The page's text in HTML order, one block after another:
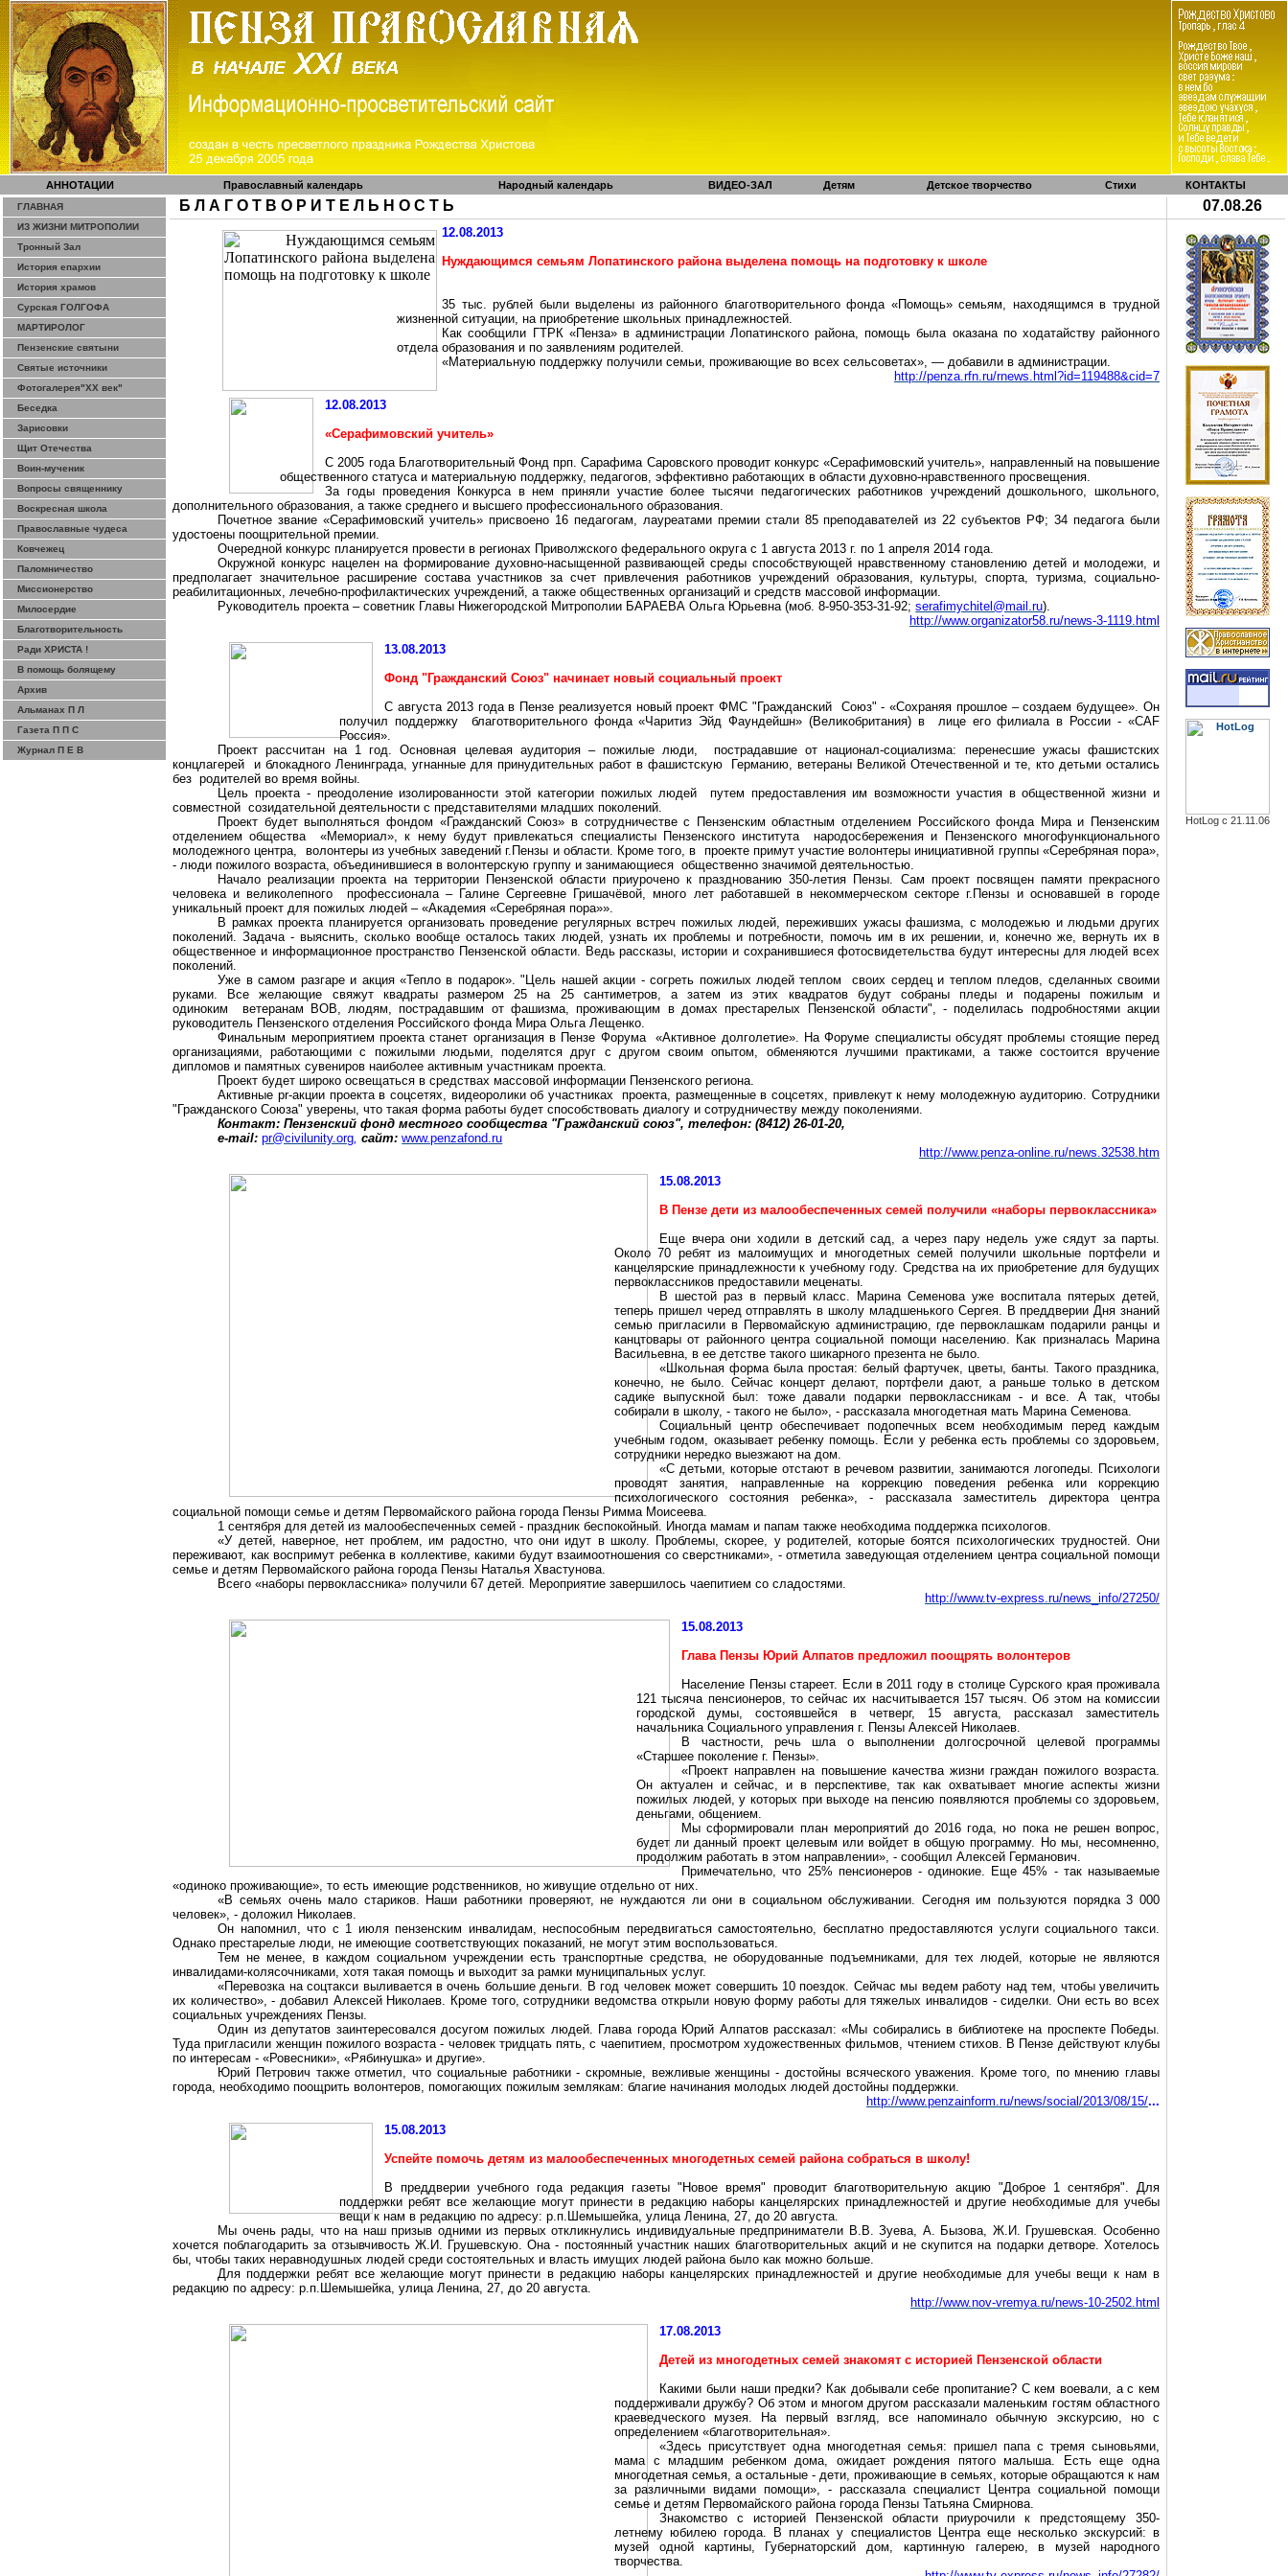
АННОТАЦИИ Православный календарь Народный календарь ВИДЕО-ЗАЛ Детям Детское творчество Стихи КОНТАКТЫ
ГЛАВНАЯ
ИЗ ЖИЗНИ МИТРОПОЛИИ
Тронный Зал
История епархии
История храмов
Сурская ГОЛГОФА
МАРТИРОЛОГ
Пензенские святыни
Святые источники
Фотогалерея"ХХ век"
Беседка
Зарисовки
Щит Отечества
Воин-мученик
Вопросы священнику
Воскресная школа
Православные чудеса
Ковчежец
Паломничество
Миссионерство
Милосердие
Благотворительность
Ради ХРИСТА !
В помощь болящему
Архив
Альманах П Л
Газета П П С
Журнал П Е В
Б Л А Г О Т В О Р И Т Е Л Ь Н О С Т Ь 07.08.26
12.08.2013
Нуждающимся семьям Лопатинского района выделена помощь на подготовку к школе
35 тыс. рублей были выделены из районного благотворительного фонда «Помощь» семьям, находящимся в трудной
жизненной ситуации, на приобретение школьных принадлежностей.
Как сообщили ГТРК «Пенза» в администрации Лопатинского района, помощь была оказана по ходатайству районного
отдела образования и по заявлениям родителей.
«Материальную поддержку получили семьи, проживающие во всех сельсоветах», — добавили в администрации.
http://penza.rfn.ru/rnews.html?id=119488&cid=7
12.08.2013
«Серафимовский учитель»
С 2005 года Благотворительный Фондпрп.Сарафима Саровскогопроводит конкурс «Серафимовский учитель», направленный на повышение
общественного статуса и материальную поддержку, педагогов, эффективно работающих в области духовно-нравственного просвещения.
За годы проведения Конкурса в нем приняли участиеболее тысячипедагогических работников учреждений дошкольного, школьного,
дополнительного образования, а также среднего и высшего профессионального образования.
Почетное звание «Серафимовский учитель» присвоено 16 педагогам, лауреатами премии стали 85 преподавателей из 22 субъектов РФ; 34 педагога были
удостоены поощрительной премии.
Очередной конкурс планируется провести в регионах Приволжского федерального округа с 1 августа2013 г. по 1 апреля 2014 года.
Окружной конкурс нацелен на формирование духовно-насыщенной развивающей среды способствующей нравственному становлению детей и молодежи, и
предполагает значительное расширение состава участников за счет привлечения работников учреждений образования, культуры, спорта, туризма, социально-
реабилитационных, лечебно-профилактических учреждений, а также общественных организаций и средств массовой информации.
Руководитель проекта – советник Главы Нижегородской Митрополии БАРАЕВА Ольга Юрьевна (моб. 8-950-353-31-92;serafimychitel@mail.ru).
http://www.organizator58.ru/news-3-1119.html
13.08.2013
Фонд "Гражданский Союз" начинает новый социальный проект
С августа 2013 года в Пензе реализуется новый проект ФМС "Гражданский Союз" - «Сохраняя прошлое – создаем будущее». Он
получил поддержку благотворительного фонда «Чаритиз Эйд Фаундейшн» (Великобритания) в лице его филиала в России - «CAF
Россия».
Проект рассчитан на 1 год. Основная целевая аудитория – пожилые люди, пострадавшие от национал-социализма: перенесшие ужасы фашистских
концлагерей и блокадного Ленинграда, угнанные для принудительных работ в фашистскую Германию, ветераны Великой Отечественной и те, кто детьми остались
без родителей во время войны.
Цель проекта - преодоление изолированности этой категории пожилых людей путем предоставления им возможности участия в общественной жизни и
совместной созидательной деятельности с представителями младших поколений.
Проект будет выполняться фондом «Гражданский Союз» в сотрудничестве с Пензенским областным отделением Российского фонда Мира и Пензенским
отделением общества «Мемориал», к нему будут привлекаться специалисты Пензенского института народосбережения и Пензенского многофункционального
молодежного центра, волонтеры из учебных заведений г.Пензы и области. Кроме того, в проекте примут участие волонтеры инициативной группы «Серебряная пора»,
- люди пожилого возраста, объединившиеся в волонтерскую группу и занимающиеся общественно значимой деятельностью.
Начало реализации проекта на территории Пензенской области приурочено к празднованию 350-летия Пензы. Сам проект посвящен памяти прекрасного
человека и великолепного профессионала – Галине Сергеевне Гришачёвой, много лет работавшей в некоммерческом секторе г.Пензы и основавшей в городе
уникальный проект для пожилых людей – «Академия «Серебряная пора»».
В рамках проекта планируется организовать проведение регулярных встреч пожилых людей, переживших ужасы фашизма, с молодежью и людьми других
поколений. Задача - выяснить, сколько вообще осталось таких людей, узнать их проблемы и потребности, помочь им в их решении, и, конечно же, вернуть их в
общественное и информационное пространство Пензенской области. Ведь рассказы, истории и сохранившиесяфотосвидетельствабудут интересны для людей всех
поколений.
Уже в самом разгаре и акция «Тепло в подарок». "Цель нашей акции - согреть пожилых людей теплом своих сердец и теплом пледов, сделанных своими
руками. Все желающие свяжут квадраты размером 25 на 25 сантиметров, а затем из этих квадратов будут собраны пледы и подарены пожилым и
одиноким ветеранам ВОВ, людям, пострадавшим от фашизма, проживающим в домах престарелых Пензенской области", - поделилась подробностями акции
руководитель Пензенского отделения Российского фонда Мира Ольга Лещенко.
Финальным мероприятием проекта станет организация в Пензе Форума «Активное долголетие». На Форуме специалисты обсудят проблемы стоящие перед
организациями, работающими с пожилыми людьми, поделятся друг с другом своим опытом, обменяются лучшими практиками, а также состоится вручение
дипломов и памятных сувениров наиболее активным участникам проекта.
Проект будет широко освещаться в средствах массовой информации Пензенского региона.
Активные pr-акции проекта в соцсетях, видеоролики об участниках проекта, размещенные всоцсетях, привлекут к нему молодежную аудиторию. Сотрудники
"Гражданского Союза" уверены, что такая форма работы будет способствовать диалогу и сотрудничеству между поколениями.
Контакт: Пензенский фонд местного сообщества "Гражданский союз", телефон: (8412) 26-01-20,
e-mail: pr@civilunity.org, сайт: www.penzafond.ru
http://www.penza-online.ru/news.32538.htm
15.08.2013
В Пензе дети из малообеспеченных семей получили «наборы первоклассника»
Еще вчера они ходили в детский сад, а через пару недель уже сядут за парты.
Около 70 ребят из малоимущих и многодетных семей получили школьные портфели и
канцелярские принадлежности к учебному году. Средства на их приобретение для будущих
первоклассников предоставили меценаты.
В шестой раз в первый класс. Марина Семенова уже воспитала пятерых детей,
теперь пришел черед отправлять в школу младшенького Сергея. В преддверии Дня знаний
семью пригласили в Первомайскую администрацию, где первоклашкам подарили ранцы и
канцтовары от районного центра социальной помощи населению. Как призналась Марина
Васильевна, в ее детстве такого шикарного презента не было.
«Школьная форма была простая: белый фартучек,цветы, банты. Такого праздника,
конечно, не было. Сейчас концерт делают, портфели дают, а раньше только в детском
садике выпускнойбыл: тоже давали подаркипервоклассникам - и все. А так, чтобы
собирали в школу, - такого не было», - рассказала многодетная мать Марина Семенова.
Социальный центр обеспечивает подопечных всем необходимым перед каждым
учебным годом, оказывает ребенку помощь. Если у ребенка естьпроблемы создоровьем,
сотрудники нередко выезжают на дом.
«С детьми, которые отстают в речевомразвитии, занимаются логопеды. Психологи
проводят занятия, направленные на коррекцию поведения ребенка или коррекцию
психологического состояния ребенка», - рассказала заместитель директора центра
социальной помощи семье и детям Первомайского района города Пензы Римма Моисеева.
1 сентября для детей из малообеспеченных семей -праздник беспокойный. Иногда мамам и папам также необходима поддержка психологов.
«У детей, наверное, нет проблем,им радостно, что они идут в школу. Проблемы, скорее, у родителей, которые боятся психологических трудностей. Они
переживают, как воспримут ребенка в коллективе, какими будут взаимоотношения со сверстниками», - отметила заведующая отделением центра социальной помощи
семье и детям Первомайского района города Пензы Наталья Хвастунова.
Всего «наборы первоклассника» получили 67 детей. Мероприятие завершилось чаепитием со сладостями.
http://www.tv-express.ru/news_info/27250/
15.08.2013
Глава Пензы Юрий Алпатов предложил поощрять волонтеров
Население Пензыстареет. Если в 2011 году в столице Сурского края проживала
121 тысяча пенсионеров, то сейчас их насчитывается 157 тысяч. Об этом на комиссии
городской думы, состоявшейся в четверг, 15 августа, рассказал заместитель
начальника Социального управления г. Пензы Алексей Николаев.
В частности, речь шла о выполнении долгосрочной целевой программы
«Старшее поколение г. Пензы».
«Проект направлен на повышение качества жизни граждан пожилого возраста.
Он актуален и сейчас, и в перспективе, так как охватывает многие аспекты жизни
пожилых людей, у которых при выходе на пенсию появляются проблемы со здоровьем,
деньгами, общением.
Мы сформировали план мероприятий до 2016 года, но пока не решен вопрос,
будет ли данный проект целевым или войдет в общую программу. Но мы, несомненно,
продолжим работать в этом направлении», - сообщил Алексей Германович.
Примечательно, что 25% пенсионеров - одинокие. Еще 45% - так называемые
«одиноко проживающие», то есть имеющие родственников, но живущие отдельно от них.
«В семьях очень мало стариков. Наши работники проверяют, не нуждаются ли они в социальном обслуживании. Сегодня им пользуются порядка 3 000
человек», - доложил Николаев.
Он напомнил, что с 1 июля пензенским инвалидам, неспособным передвигаться самостоятельно, бесплатно предоставляются услуги социального такси.
Однако престарелые люди, не имеющие соответствующих показаний, не могут этим воспользоваться.
Тем не менее, в каждом социальном учреждении есть транспортные средства, не оборудованные подъемниками, для тех людей, которые не являются
инвалидами-колясочниками, хотя такая помощь и выходит за рамки муниципальных услуг.
«Перевозка насоцтакси выливается в очень большие деньги. В год человек может совершить 10 поездок. Сейчас мы ведем работу над тем, чтобы увеличить
их количество», - добавил Алексей Николаев. Кроме того, сотрудники ведомства открыли новую форму работы для тяжелых инвалидов - сиделки. Они есть во всех
социальных учреждениях Пензы.
Один из депутатов заинтересовался досугом пожилых людей. Глава города Юрий Алпатов рассказал: «Мы собирались в библиотеке на проспекте Победы.
Туда пригласили женщин пожилого возраста - человек тридцать пять, с чаепитием, просмотром художественных фильмов, чтением стихов. В Пензе действуют клубы
по интересам - «Ровесники», «Рябинушка» и другие».
Юрий Петрович также отметил, что социальные работники - скромные, вежливые женщины - достойны всяческого уважения. Кроме того, по мнению главы
города, необходимо поощрить волонтеров, помогающих пожилым землякам: благие начинания молодых людей достойны поддержки.
http://www.penzainform.ru/news/social/2013/08/15/...
15.08.2013
Успейте помочь детям из малообеспеченных многодетных семей района собраться в школу!
В преддверии учебного года редакция газеты "Новое время" проводит благотворительную акцию "Доброе 1 сентября". Для
поддержки ребят все желающие могут принести в редакцию наборы канцелярских принадлежностей и другие необходимые для учебы
вещи к нам в редакцию по адресу: р.п.Шемышейка, улица Ленина, 27, до 20 августа.
Мы очень рады, что на наш призыв одними из первых откликнулись индивидуальные предприниматели В.В. Зуева, А. Бызова, Ж.И. Грушевская. Особенно
хочется поблагодарить за отзывчивость Ж.И. Грушевскую. Она - постоянный участник наших благотворительных акций и не скупится на подарки детворе. Хотелось
бы, чтобы таких неравнодушных людей среди состоятельных и власть имущих людей района было как можно больше.
Для поддержки ребят все желающие могут принести в редакцию наборы канцелярских принадлежностей и другие необходимые для учебы вещи к нам в
редакцию по адресу: р.п.Шемышейка, улица Ленина, 27, до 20 августа.
http://www.nov-vremya.ru/news-10-2502.html
17.08.2013
Детей из многодетных семей знакомят с историей Пензенской области
Какими были наши предки? Как добывали себе пропитание? С кем воевали, а с кем
поддерживали дружбу? Об этом и многом другом рассказали маленьким гостям областного
краеведческого музея. На первый взгляд, все напоминало обычную экскурсию, но с
определением «благотворительная».
«Здесь присутствует одна многодетная семья: пришел папа с тремя сыновьями,
мама с младшим ребенком дома, ожидает рождения пятого малыша. Есть еще одна
многодетная семья, а остальные - дети, проживающие в семьях, которые обращаются к нам
за различными видами помощи», - рассказала специалист Центра социальной помощи
семье и детям Первомайского района города Пензы Татьяна Смирнова.
Знакомство с историей Пензенской областиприурочили к предстоящему 350-
летнемуюбилею города. В планах у специалистов Центра еще несколько экскурсий: в
музей одной картины, Губернаторский дом, картинную галерею, вмузей народного
творчества.
HotLog с 21.11.06